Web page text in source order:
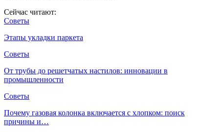
Сейчас читают:
Советы
Этапы укладки паркета
Советы
От трубы до решетчатых настилов: инновации в
промышленности
Советы
Почему газовая колонка включается с хлопком: поиск
причины и…